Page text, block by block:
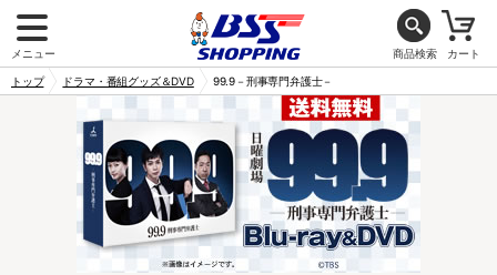
メニュー 商品検索 カート
トップ ドラマ・番組グッズ＆DVD 99.9－刑事専門弁護士－